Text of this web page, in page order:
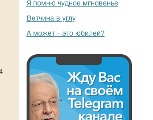
Я помню чудное мгновенье
Ветчина в углу
А может – это юбилей?